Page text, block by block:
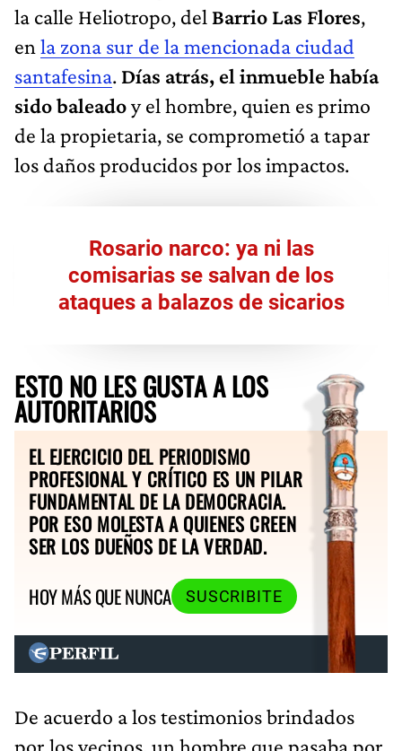
la calle Heliotropo, del Barrio Las Flores,
en la zona sur de la mencionada ciudad
santafesina. Días atrás, el inmueble había
sido baleadoy el hombre, quien es primo
de la propietaria, se comprometió a tapar
los daños producidos por los impactos.
Rosario narco: ya ni las
comisarias se salvan de los
ataques a balazos de sicarios
ESTO NO LES GUSTA A LOS
AUTORITARIOS
EL EJERCICIO DEL PERIODISMO
PROFESIONAL Y CRÍTICO ES UN PILAR
FUNDAMENTAL DE LA DEMOCRACIA.
POR ESO MOLESTA A QUIENES CREEN
SER LOS DUEÑOS DE LA VERDAD.
HOY MÁS QUE NUNCA
SUSCRIBITE
De acuerdo a los testimonios brindados
por los vecinos, un hombre que pasaba por